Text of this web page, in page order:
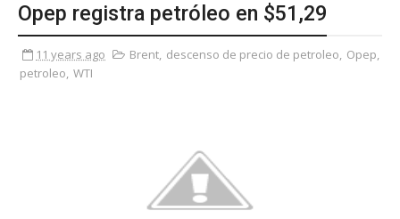
Opep registra petróleo en $51,29
11 years ago Brent, descenso de precio de petroleo, Opep,
petroleo, WTI